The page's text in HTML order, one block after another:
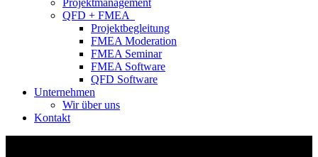
Projektmanagement
QFD + FMEA
Projektbegleitung
FMEA Moderation
FMEA Seminar
FMEA Software
QFD Software
Unternehmen
Wir über uns
Kontakt